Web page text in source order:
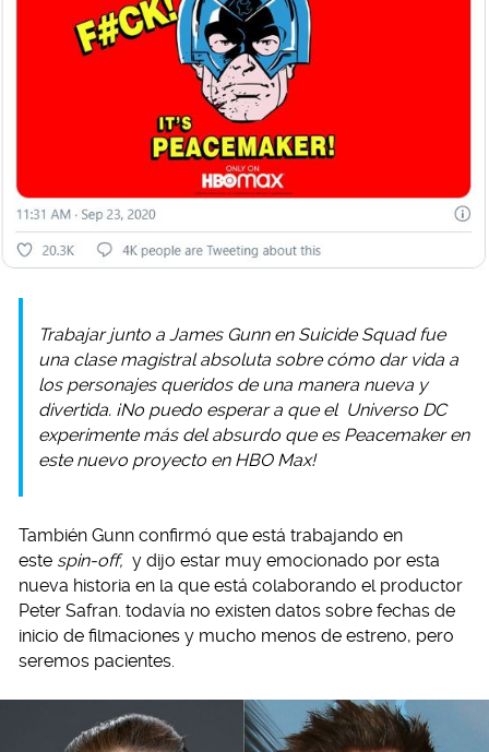
Trabajar junto a James Gunn en Suicide Squad fue
una clase magistral absoluta sobre cómo dar vida a
los personajes queridos de una manera nueva y
divertida. ¡No puedo esperar a que el Universo DC
experimente más del absurdo que es Peacemaker en
este nuevo proyecto en HBO Max!
También Gunn confirmó que está trabajando en
este spin-off, y dijo estar muy emocionado por esta
nueva historia en la que está colaborando el productor
Peter Safran. todavía no existen datos sobre fechas de
inicio de filmaciones y mucho menos de estreno, pero
seremos pacientes.